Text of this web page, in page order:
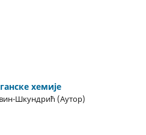
хемије
Шкундрић (Аутор)